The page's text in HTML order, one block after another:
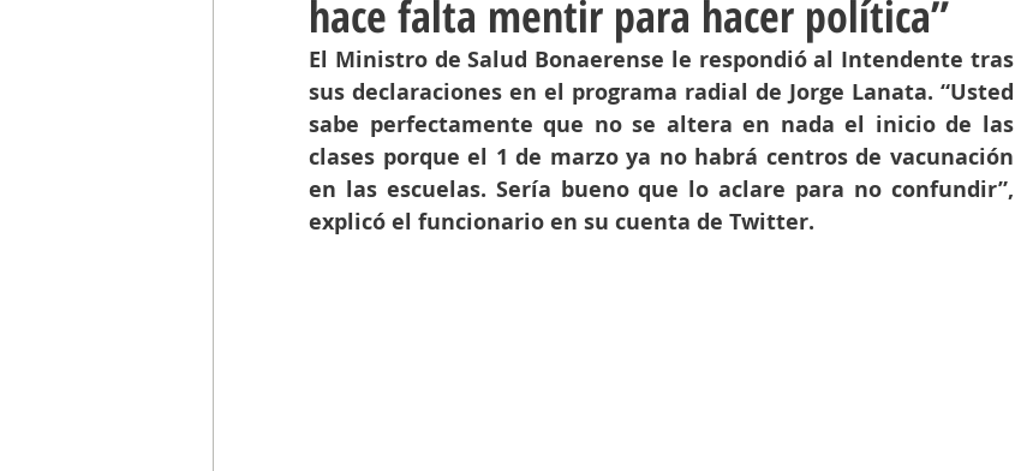
hace falta mentir para hacer política”
El Ministro de Salud Bonaerense le respondió al Intendente tras
sus declaraciones en el programa radial de Jorge Lanata. “Usted
sabe perfectamente que no se altera en nada el inicio de las
clases porque el 1 de marzo ya no habrá centros de vacunación
en las escuelas. Sería bueno que lo aclare para no confundir”,
explicó el funcionario en su cuenta de Twitter.